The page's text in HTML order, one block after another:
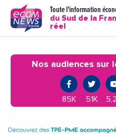
Toute l'information
du Sud de la
réel
Nos audiences sur
85K 51K